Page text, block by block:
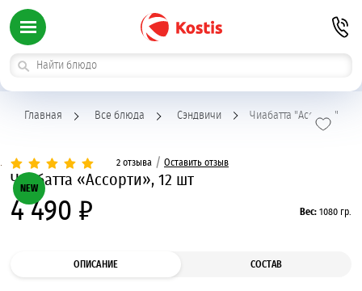
Главная Все блюда Сэндвичи Чиабатта "Ассорти"
2 отзыва / Оставить отзыв
NEW
Чиабатта «Ассорти», 12 шт
4 490 ₽ Вес: 1080 гр.
ОПИСАНИЕ СОСТАВ